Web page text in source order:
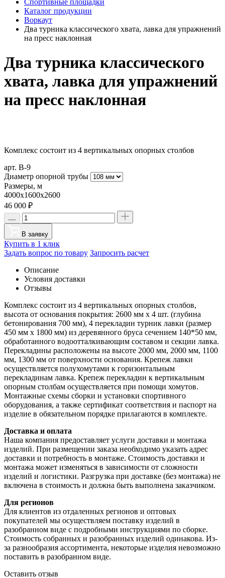
Каталог продукции
Воркаут
Два турника классического хвата, лавка для упражнений
на пресс наклонная
Два турника классического
хвата, лавка для упражнений
на пресс наклонная
Комплекс состоит из 4 вертикальных опорных столбов
арт. В-9
Диаметр опорной трубы
Размеры, м
4000x1600х2600
46 000 ₽
В заявку
Купить в 1 клик
Задать вопрос по товару Запросить расчет
Описание
Условия доставки
Отзывы
Комплекс состоит из 4 вертикальных опорных столбов,
высота от основания покрытия: 2600 мм х 4 шт. (глубина
бетонирования 700 мм), 4 перекладин турник лавки (размер
450 мм х 1800 мм) из деревянного бруса сечением 140*50 мм,
обработанного водоотталкивающим составом и секции лавка.
Перекладины расположены на высоте 2000 мм, 2000 мм, 1100
мм, 1300 мм от поверхности основания. Крепеж лавки
осуществляется полухомутами к горизонтальным
перекладинам лавка. Крепеж перекладин к вертикальным
опорным столбам осуществляется при помощи хомутов.
Монтажные схемы сборки и установки спортивного
оборудования, а также сертификат соответствия и паспорт на
изделие в обязательном порядке прилагаются в комплекте.
Доставка и оплата
Наша компания предоставляет услуги доставки и монтажа
изделий. При размещении заказа необходимо указать адрес
доставки и потребность в монтаже. Стоимость доставки и
монтажа может изменяться в зависимости от сложности
изделий и логистики. Разгрузка при доставке (без монтажа) не
включена в стоимость и должна быть выполнена заказчиком.
Для регионов
Для клиентов из отдаленных регионов и оптовых
покупателей мы осуществляем поставку изделий в
разобранном виде с подробными инструкциями по сборке.
Стоимость собранных и разобранных изделий одинакова. Из-
за разнообразия ассортимента, некоторые изделия невозможно
поставить в разобранном виде.
Оставить отзыв